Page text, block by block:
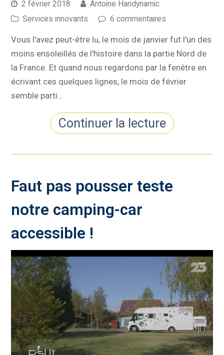
2 février 2018
Antoine Handynamic
Services innovants
6 commentaires
Vous l'avez peut-être lu, le mois de janvier fut l'un des
moins ensoleillés de l'histoire dans la partie Nord de
la France. Et quand nous regardons par la fenêtre en
écrivant ces quelques lignes, le mois de février
semble parti…
Continuer la lecture
Faut pas pousser teste
notre camping-car
accessible !